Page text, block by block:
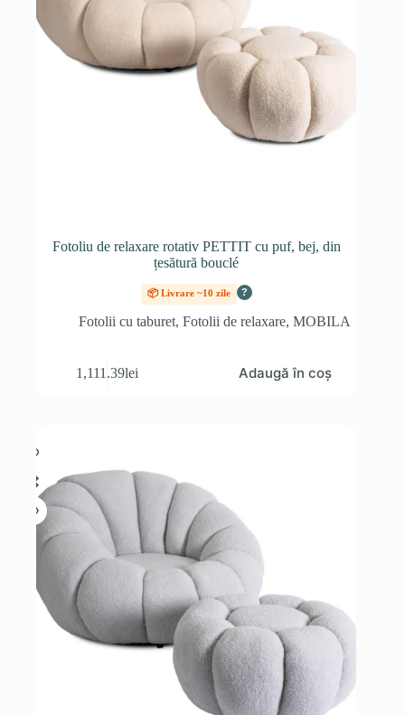
Fotoliu de relaxare rotativ PETTIT cu puf, bej, din
țesătură bouclé
📦 Livrare ~10 zile ?
Fotolii cu taburet, Fotolii de relaxare, MOBILA
1,111.39lei Adaugă în coș